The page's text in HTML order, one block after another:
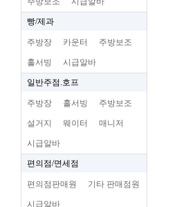
빵/제과
주방장 카운터 주방보조
홀서빙 시급알바
일반주점.호프
주방장 홀서빙 주방보조
설거지 웨이터 매니저
시급알바
편의점/면세점
편의점판매원 기타 판매점원
시급알바